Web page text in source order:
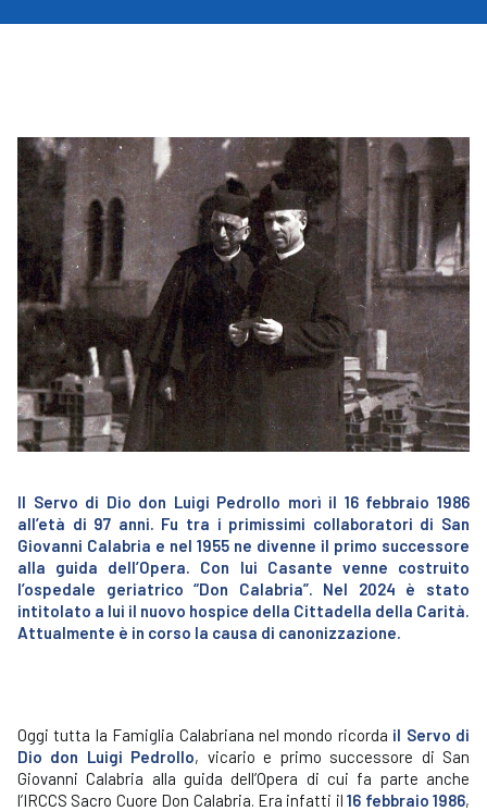
Il Servo di Dio don Luigi Pedrollo morì il 16 febbraio 1986
all’età di 97 anni. Fu tra i primissimi collaboratori di San
Giovanni Calabria e nel 1955 ne divenne il primo successore
alla guida dell’Opera. Con lui Casante venne costruito
l’ospedale geriatrico “Don Calabria”. Nel 2024 è stato
intitolato a lui il nuovo hospice della Cittadella della Carità.
Attualmente è in corso la causa di canonizzazione.
Oggi tutta la Famiglia Calabriana nel mondo ricorda il Servo di
Dio don Luigi Pedrollo, vicario e primo successore di San
Giovanni Calabria alla guida dell’Opera di cui fa parte anche
l’IRCCS Sacro Cuore Don Calabria. Era infatti il16 febbraio 1986,